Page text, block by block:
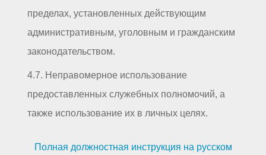
пределах, установленных действующим
административным, уголовным и гражданским
законодательством.
4.7. Неправомерное использование
предоставленных служебных полномочий, а
также использование их в личных целях.
Полная должностная инструкция на русском